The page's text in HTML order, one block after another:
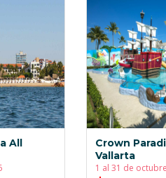
All
Crown
Vallarta
1 al 31 de